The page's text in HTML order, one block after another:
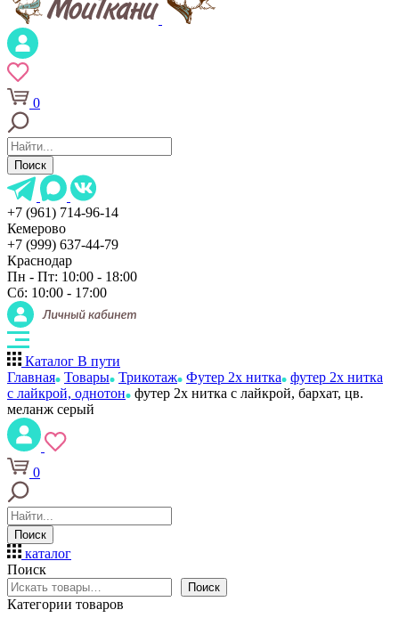
0
Поиск
+7 (961) 714-96-14
Кемерово
+7 (999) 637-44-79
Краснодар
Пн - Пт: 10:00 - 18:00
Сб: 10:00 - 17:00
Каталог В пути
Главная Товары Трикотаж Футер 2х нитка
футер 2х нитка
с лайкрой, однотон
футер 2х нитка с лайкрой, бархат, цв.
меланж серый
0
Поиск
каталог
Поиск
Поиск
Категории товаров